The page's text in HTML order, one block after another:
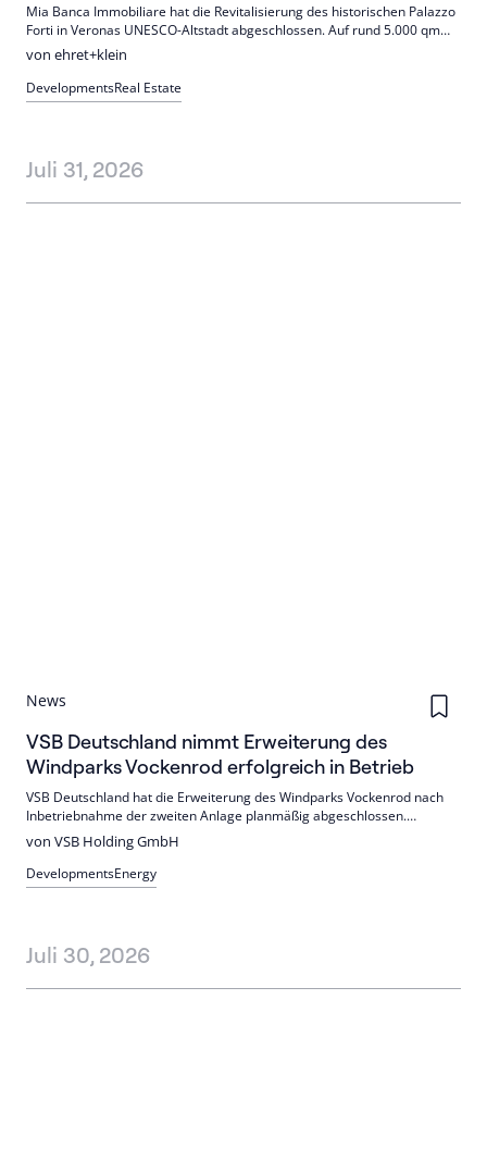
Mia Banca Immobiliare hat die Revitalisierung des historischen Palazzo
Forti in Veronas UNESCO-Altstadt abgeschlossen. Auf rund 5.000 qm
entstanden 35 Design-Apartments sowie Flächen für Hospitality,
das Projekt als Service-KVG.
von ehret+klein
DevelopmentsReal Estate
Juli 31, 2026
News
VSB Deutschland nimmt Erweiterung des
Windparks Vockenrod erfolgreich in Betrieb
VSB Deutschland hat die Erweiterung des Windparks Vockenrod nach
Inbetriebnahme der zweiten Anlage planmäßig abgeschlossen.
Insgesamt erzeugen nun fünf Nordex N149-5.X mit 28,5 MW
klimafreundlichen Strom. Die Inbetriebnahme erfolgte in der ersten
Jahreshälfte 2026.
von VSB Holding GmbH
DevelopmentsEnergy
Juli 30, 2026